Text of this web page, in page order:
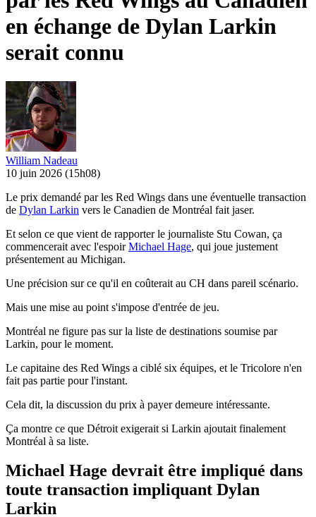
en échange de Dylan Larkin
serait connu
William Nadeau
10 juin 2026 (15h08)
Le prix demandé par les Red Wings dans une éventuelle transaction
de Dylan Larkin vers le Canadien de Montréal fait jaser.
Et selon ce que vient de rapporter le journaliste Stu Cowan, ça
commencerait avec l'espoirMichael Hage, qui joue justement
présentement au Michigan.
Une précision sur ce qu'il en coûterait au CH dans pareil scénario.
Mais une mise au point s'impose d'entrée de jeu.
Montréal ne figure pas sur la liste de destinations soumise par
Larkin, pour le moment.
Le capitaine des Red Wings a ciblé six équipes, et le Tricolore n'en
fait pas partie pour l'instant.
Cela dit, la discussion du prix à payer demeure intéressante.
Ça montre ce que Détroit exigerait si Larkin ajoutait finalement
Montréal à sa liste.
Michael Hage devrait être impliqué dans
toute transaction impliquant Dylan
Larkin